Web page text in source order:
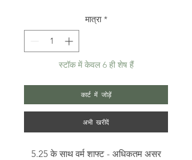
मात्रा *
स्टॉक में केवल 6 ही शेष हैं
कार्ट में जोड़ें
अभी खरीदें
5.25 के साथ वर्म शाफ्ट - अधिकतम असर